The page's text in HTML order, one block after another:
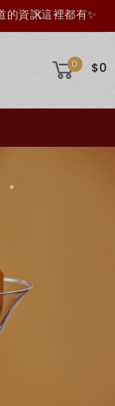
免運🚚
市🍍
0 $0